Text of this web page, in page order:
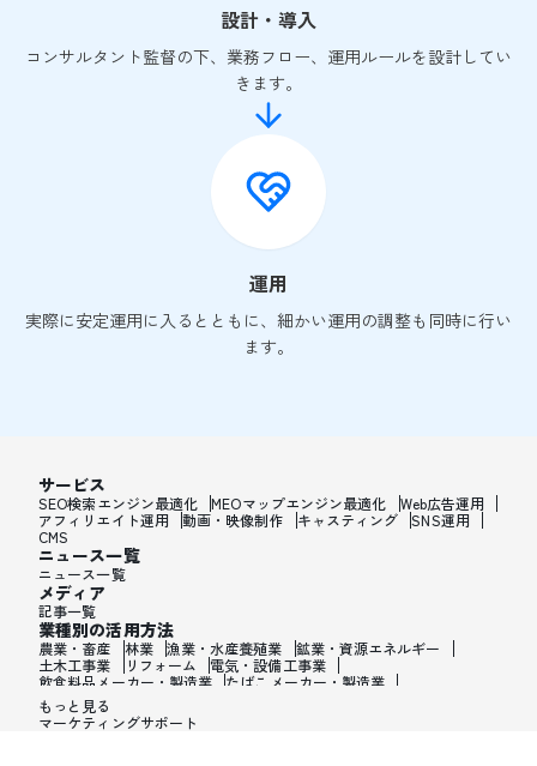
設計・導入
コンサルタント監督の下、業務フロー、運用ルールを設計してい
きます。
運用
実際に安定運用に入るとともに、細かい運用の調整も同時に行い
ます。
サービス
SEO検索エンジン最適化 MEOマップエンジン最適化
Web広告運用
アフィリエイト運用
動画・映像制作 キャスティング
SNS運用
CMS
ニュース一覧
ニュース一覧
メディア
記事一覧
業種別の活用方法
農業・畜産 林業 漁業・水産養殖業
鉱業・資源エネルギー
土木工事業
リフォーム
電気・設備工事業
飲食料品メーカー・製造業
たばこメーカー・製造業
飼料・ペットフードメーカー・製造業
木材・建材メーカー・製造業
家具・オフィス用品メーカー・製造業
もっと見る
マーケティングサポート